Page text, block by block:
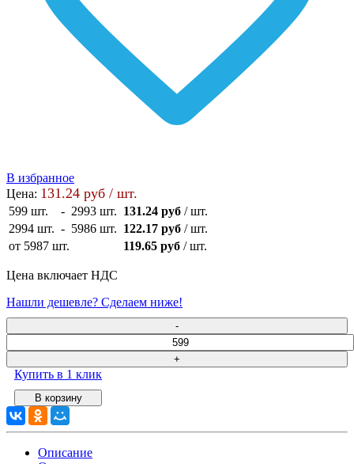
В избранное
Цена: 131.24 руб / шт.
599 шт. - 2993 шт. 131.24 руб / шт.
2994 шт. - 5986 шт. 122.17 руб / шт.
от 5987 шт.
119.65 руб / шт.
Цена включает НДС
Нашли дешевле? Сделаем ниже!
Купить в 1 клик
Описание